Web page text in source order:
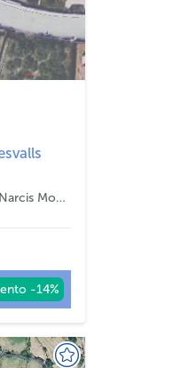
Urbanización Can Morgades - Calle Narcis Monturiol
-14%